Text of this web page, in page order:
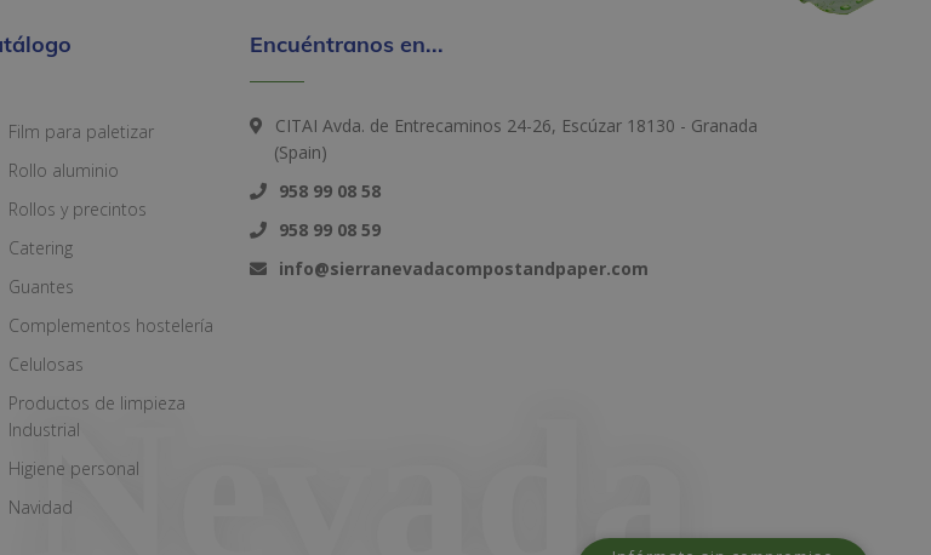
Film para paletizar
Rollo aluminio
Rollos y precintos
Catering
Guantes
Complementos hostelería
Celulosas
Productos de limpieza
Industrial
Higiene personal
Navidad
Encuéntranos en...
CITAI Avda. de Entrecaminos 24-26, Escúzar 18130 - Granada
(Spain)
958 99 08 58
958 99 08 59
info@sierranevadacompostandpaper.com